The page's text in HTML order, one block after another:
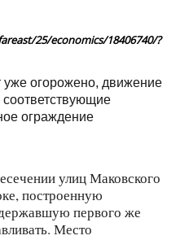
25/economics/18406740/?
уже огорожено, движение
ограждение
улиц Маковского
построенную
первого же
Место